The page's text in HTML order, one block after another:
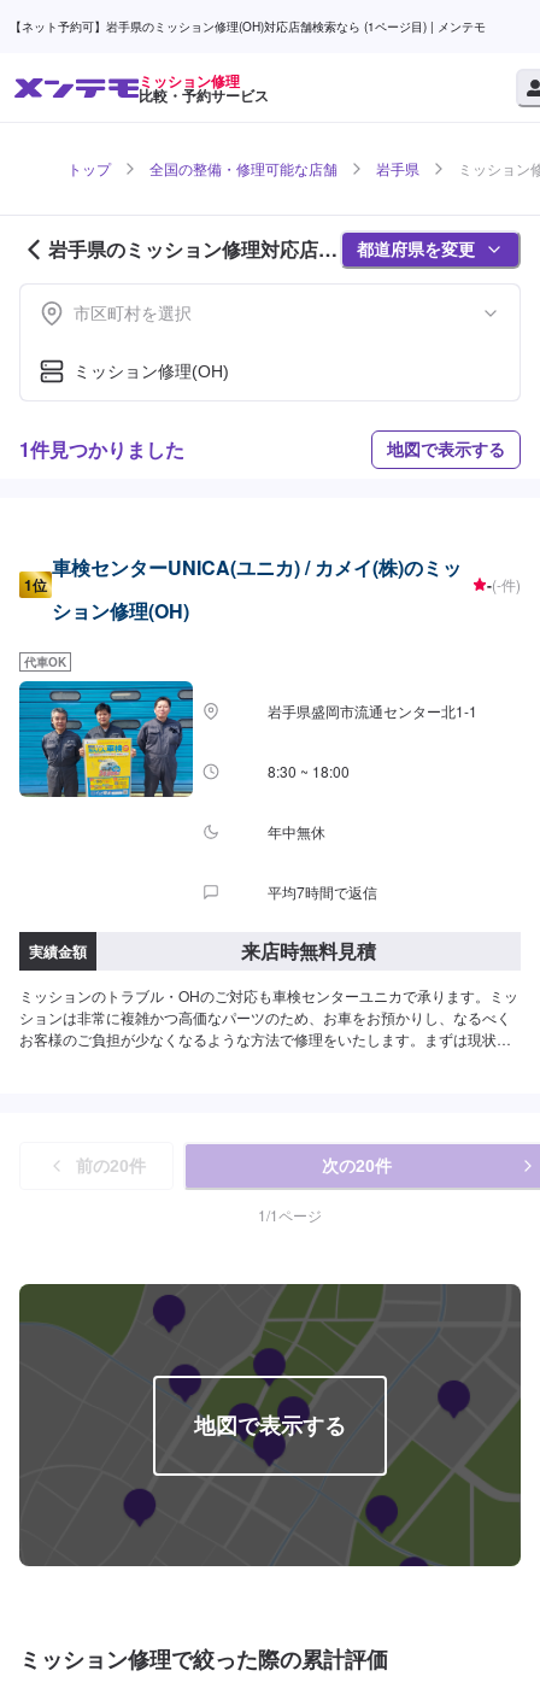
【ネット予約可】岩手県のミッション修理(OH)対応店舗検索なら (1ページ目) | メンテモ
ミッション修理
比較・予約サービス
トップ 全国の整備・修理可能な店舗 岩手県 ミッション
岩手県のミッション修理対応店舗
紹介 (1ページ目)
都道府県を変更
市区町村を選択
ミッション修理(OH)
1件見つかりました 地図で表示する
1位
車検センターUNICA(ユニカ) / カメイ(株)のミッ
ション修理(OH)
-(-件)
代車OK
岩手県盛岡市流通センター北1-1
8:30 ~ 18:00
年中無休
平均7時間で返信
実績金額 来店時無料見積
ミッションのトラブル・OHのご対応も車検センターユニカで承ります。ミッ
ションは非常に複雑かつ高価なパーツのため、お車をお預かりし、なるべく
お客様のご負担が少なくなるような方法で修理をいたします。まずは現状の
前の20件 次の20件
1/1ページ
地図で表示する
ミッション修理で絞った際の累計評価